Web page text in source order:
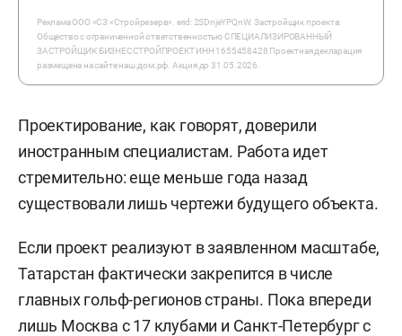
Реклама ООО «СЗ «Стройрезерв». erid: 2SDnjeYPQnW. Застройщик проекта:
Общество с ограниченной ответственностью СПЕЦИАЛИЗИРОВАННЫЙ
ЗАСТРОЙЩИК БИЗНЕССТРОЙПРОЕКТ ИНН 1655458428 Проектная декларация
размещена на сайте наш.дом.рф. Акция до 31.05.2026.
Проектирование, как говорят, доверили
иностранным специалистам. Работа идет
стремительно: еще меньше года назад
существовали лишь чертежи будущего объекта.
Если проект реализуют в заявленном масштабе,
Татарстан фактически закрепится в числе
главных гольф-регионов страны. Пока впереди
лишь Москва с 17 клубами и Санкт-Петербург с